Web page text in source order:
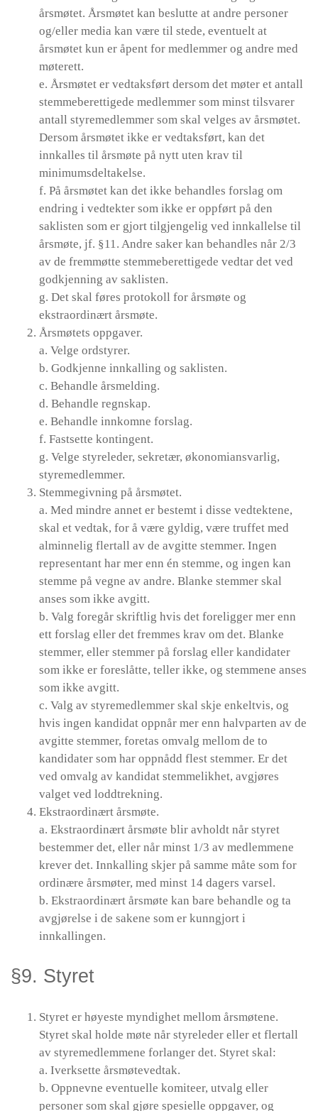
årsmøtet. Årsmøtet kan beslutte at andre personer
og/eller media kan være til stede, eventuelt at
årsmøtet kun er åpent for medlemmer og andre med
møterett.
e. Årsmøtet er vedtaksført dersom det møter et antall
stemmeberettigede medlemmer som minst tilsvarer
antall styremedlemmer som skal velges av årsmøtet.
Dersom årsmøtet ikke er vedtaksført, kan det
innkalles til årsmøte på nytt uten krav til
minimumsdeltakelse.
f. På årsmøtet kan det ikke behandles forslag om
endring i vedtekter som ikke er oppført på den
saklisten som er gjort tilgjengelig ved innkallelse til
årsmøte, jf. §11. Andre saker kan behandles når 2/3
av de fremmøtte stemmeberettigede vedtar det ved
godkjenning av saklisten.
g. Det skal føres protokoll for årsmøte og
ekstraordinært årsmøte.
Årsmøtets oppgaver.
a. Velge ordstyrer.
b. Godkjenne innkalling og saklisten.
c. Behandle årsmelding.
d. Behandle regnskap.
e. Behandle innkomne forslag.
f. Fastsette kontingent.
g. Velge styreleder, sekretær, økonomiansvarlig,
styremedlemmer.
Stemmegivning på årsmøtet.
a. Med mindre annet er bestemt i disse vedtektene,
skal et vedtak, for å være gyldig, være truffet med
alminnelig flertall av de avgitte stemmer. Ingen
representant har mer enn én stemme, og ingen kan
stemme på vegne av andre. Blanke stemmer skal
anses som ikke avgitt.
b. Valg foregår skriftlig hvis det foreligger mer enn
ett forslag eller det fremmes krav om det. Blanke
stemmer, eller stemmer på forslag eller kandidater
som ikke er foreslåtte, teller ikke, og stemmene anses
som ikke avgitt.
c. Valg av styremedlemmer skal skje enkeltvis, og
hvis ingen kandidat oppnår mer enn halvparten av de
avgitte stemmer, foretas omvalg mellom de to
kandidater som har oppnådd flest stemmer. Er det
ved omvalg av kandidat stemmelikhet, avgjøres
valget ved loddtrekning.
Ekstraordinært årsmøte.
a. Ekstraordinært årsmøte blir avholdt når styret
bestemmer det, eller når minst 1/3 av medlemmene
krever det. Innkalling skjer på samme måte som for
ordinære årsmøter, med minst 14 dagers varsel.
b. Ekstraordinært årsmøte kan bare behandle og ta
avgjørelse i de sakene som er kunngjort i
innkallingen.
§9. Styret
Styret er høyeste myndighet mellom årsmøtene.
Styret skal holde møte når styreleder eller et flertall
av styremedlemmene forlanger det. Styret skal:
a. Iverksette årsmøtevedtak.
b. Oppnevne eventuelle komiteer, utvalg eller
personer som skal gjøre spesielle oppgaver, og